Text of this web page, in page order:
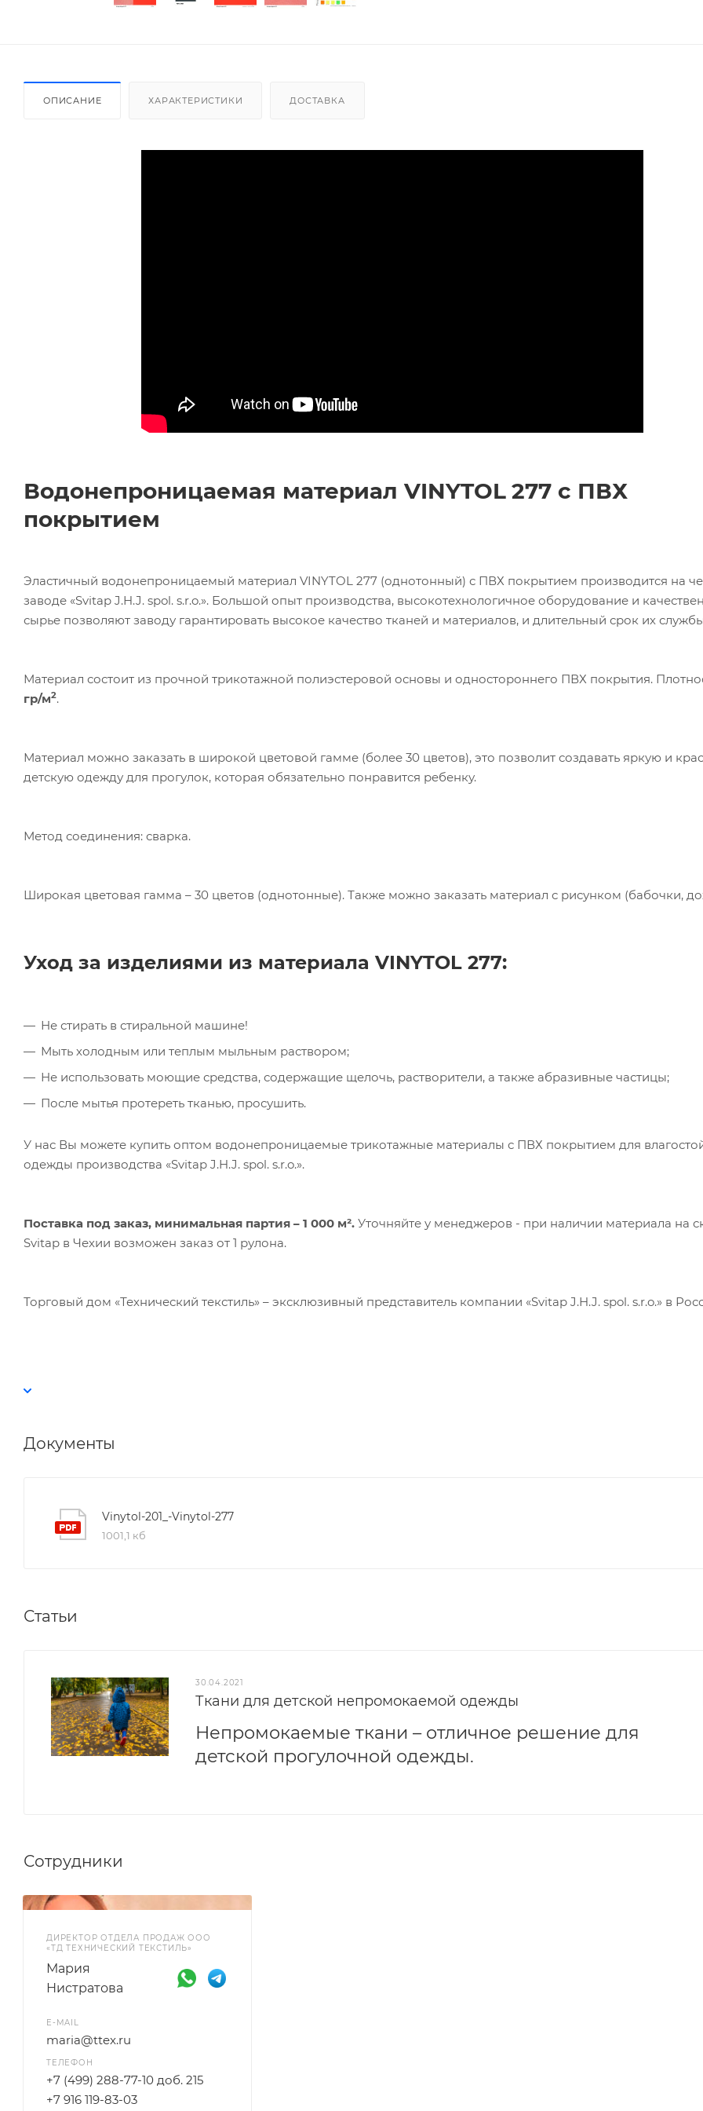
ОПИСАНИЕ ХАРАКТЕРИСТИКИ ДОСТАВКА
Водонепроницаемая материал VINYTOL 277 с ПВХ
покрытием
Эластичный водонепроницаемый материал VINYTOL 277 (однотонный) с ПВХ покрытием производится на
заводе «Svitap J.H.J. spol. s.r.o.». Большой опыт производства, высокотехнологичное оборудование и
сырье позволяют заводу гарантировать высокое качество тканей и материалов, и длительный срок их
Материал состоит из прочной трикотажной полиэстеровой основы и одностороннего ПВХ покрытия.
гр/м2.
Материал можно заказать в широкой цветовой гамме (более 30 цветов), это позволит создавать яркую и
детскую одежду для прогулок, которая обязательно понравится ребенку.
Метод соединения: сварка.
Широкая цветовая гамма – 30 цветов (однотонные). Также можно заказать материал с рисунком (бабочки,
Уход за изделиями из материала VINYTOL 277:
Не стирать в стиральной машине!
Мыть холодным или теплым мыльным раствором;
Не использовать моющие средства, содержащие щелочь, растворители, а также абразивные частицы;
После мытья протереть тканью, просушить.
У нас Вы можете купить оптом водонепроницаемые трикотажные материалы с ПВХ покрытием для
одежды производства «Svitap J.H.J. spol. s.r.o.».
Поставка под заказ, минимальная партия – 1 000 м². Уточняйте у менеджеров - при наличии материала на
Svitap в Чехии возможен заказ от 1 рулона.
Торговый дом «Технический текстиль» – эксклюзивный представитель компании «Svitap J.H.J. spol. s.r.o.» в
Документы
Vinytol-201_-Vinytol-277
1001,1 кб
Статьи
30.04.2021
Ткани для детской непромокаемой одежды
Непромокаемые ткани – отличное решение для
детской прогулочной одежды.
Сотрудники
ДИРЕКТОР ОТДЕЛА ПРОДАЖ ООО
«ТД ТЕХНИЧЕСКИЙ ТЕКСТИЛЬ»
Мария
Нистратова
E-MAIL
maria@ttex.ru
ТЕЛЕФОН
+7 (499) 288-77-10 доб. 215
+7 916 119-83-03
персональные данные с использованием Яндекс
Метрики. Это улучшает работу сайта и
Принять